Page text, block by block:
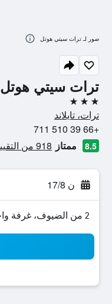
ترات سيتي هوتل
3 نجوم
ترات، تايلاند
+66 39 510 711
8.5 ممتاز 918 من التقييمات تم التحقق منها
ن 17/8
2 من الضيوف، غرفة واحدة
صور لـ ترات سيتي هوتل